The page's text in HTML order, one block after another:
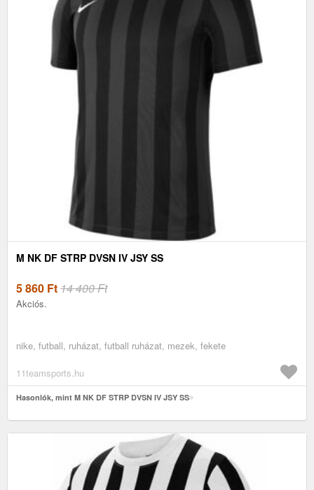
M NK DF STRP DVSN IV JSY SS
5 860 Ft14 400 Ft
Akciós.
nike, futball, ruházat, futball ruházat, mezek, fekete
11teamsports.hu
Hasonlók, mint M NK DF STRP DVSN IV JSY SS